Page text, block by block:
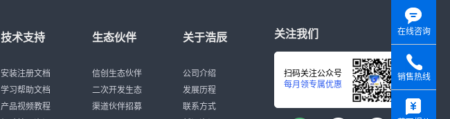
技术支持
安装注册文档
学习帮助文档
产品视频教程
生态伙伴
信创生态伙伴
二次开发生态
渠道伙伴招募
关于浩辰
公司介绍
发展历程
联系方式
关注我们
扫码关注公众号
每月领专属优惠
在线咨询
销售热线